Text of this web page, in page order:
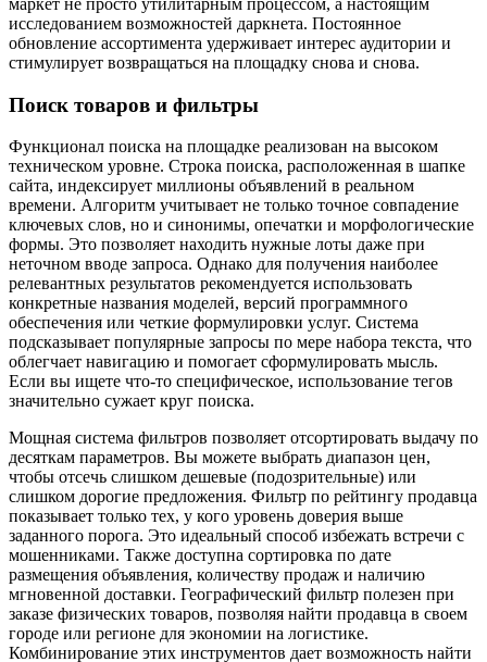
маркет не просто утилитарным процессом, а настоящим
исследованием возможностей даркнета. Постоянное
обновление ассортимента удерживает интерес аудитории и
стимулирует возвращаться на площадку снова и снова.
Поиск товаров и фильтры
Функционал поиска на площадке реализован на высоком
техническом уровне. Строка поиска, расположенная в шапке
сайта, индексирует миллионы объявлений в реальном
времени. Алгоритм учитывает не только точное совпадение
ключевых слов, но и синонимы, опечатки и морфологические
формы. Это позволяет находить нужные лоты даже при
неточном вводе запроса. Однако для получения наиболее
релевантных результатов рекомендуется использовать
конкретные названия моделей, версий программного
обеспечения или четкие формулировки услуг. Система
подсказывает популярные запросы по мере набора текста, что
облегчает навигацию и помогает сформулировать мысль.
Если вы ищете что-то специфическое, использование тегов
значительно сужает круг поиска.
Мощная система фильтров позволяет отсортировать выдачу по
десяткам параметров. Вы можете выбрать диапазон цен,
чтобы отсечь слишком дешевые (подозрительные) или
слишком дорогие предложения. Фильтр по рейтингу продавца
показывает только тех, у кого уровень доверия выше
заданного порога. Это идеальный способ избежать встречи с
мошенниками. Также доступна сортировка по дате
размещения объявления, количеству продаж и наличию
мгновенной доставки. Географический фильтр полезен при
заказе физических товаров, позволяя найти продавца в своем
городе или регионе для экономии на логистике.
Комбинирование этих инструментов дает возможность найти